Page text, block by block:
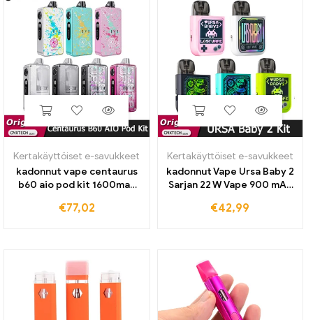
Kertakäyttöiset e-savukkeet
kadonnut vape centaurus
b60 aio pod kit 1600mah
patruuna fit ub ultra coil
€77,02
Kertakäyttöiset e-savukkeet
kadonnut Vape Ursa Baby 2
Sarjan 22 W Vape 900 mAh
patruuna 0.6/0,8 Ohm
€42,99